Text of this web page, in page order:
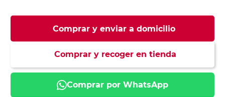
Comprar y enviar a domicilio
Comprar y recoger en tienda
Comprar por WhatsApp